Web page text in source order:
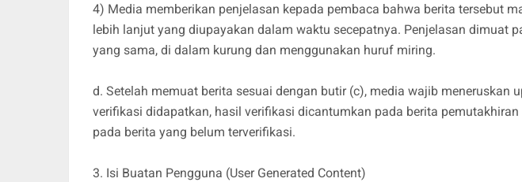
4) Media memberikan penjelasan kepada pembaca bahwa berita tersebut
lebih lanjut yang diupayakan dalam waktu secepatnya. Penjelasan dimuat
yang sama, di dalam kurung dan menggunakan huruf miring.
d. Setelah memuat berita sesuai dengan butir (c), media wajib meneruskan
verifikasi didapatkan, hasil verifikasi dicantumkan pada berita
pada berita yang belum terverifikasi.
3. Isi Buatan Pengguna (User Generated Content)